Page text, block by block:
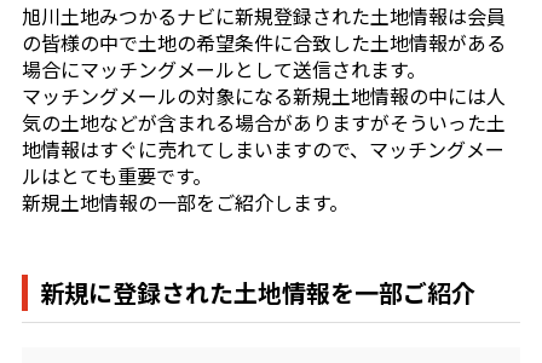
旭川土地みつかるナビに新規登録された土地情報は会員
の皆様の中で土地の希望条件に合致した土地情報がある
場合にマッチングメールとして送信されます。
マッチングメールの対象になる新規土地情報の中には人
気の土地などが含まれる場合がありますがそういった土
地情報はすぐに売れてしまいますので、マッチングメー
ルはとても重要です。
新規土地情報の一部をご紹介します。
新規に登録された土地情報を一部ご紹介